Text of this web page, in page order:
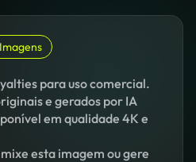
para uso comercial.
e gerados por IA
em qualidade 4K e
esta imagem ou gere